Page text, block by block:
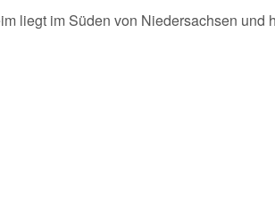
liegt im Süden von Niedersachsen und